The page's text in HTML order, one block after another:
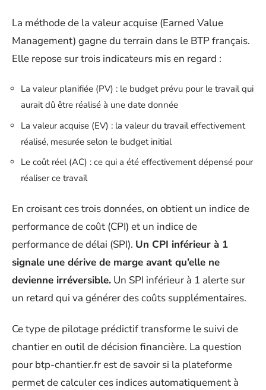
La méthode de la valeur acquise (Earned Value
Management) gagne du terrain dans le BTP français.
Elle repose sur trois indicateurs mis en regard :
La valeur planifiée (PV) : le budget prévu pour le travail qui
aurait dû être réalisé à une date donnée
La valeur acquise (EV) : la valeur du travail effectivement
réalisé, mesurée selon le budget initial
Le coût réel (AC) : ce qui a été effectivement dépensé pour
réaliser ce travail
En croisant ces trois données, on obtient un indice de
performance de coût (CPI) et un indice de
performance de délai (SPI). Un CPI inférieur à 1
signale une dérive de marge avant qu’elle ne
devienne irréversible. Un SPI inférieur à 1 alerte sur
un retard qui va générer des coûts supplémentaires.
Ce type de pilotage prédictif transforme le suivi de
chantier en outil de décision financière. La question
pour btp-chantier.fr est de savoir si la plateforme
permet de calculer ces indices automatiquement à